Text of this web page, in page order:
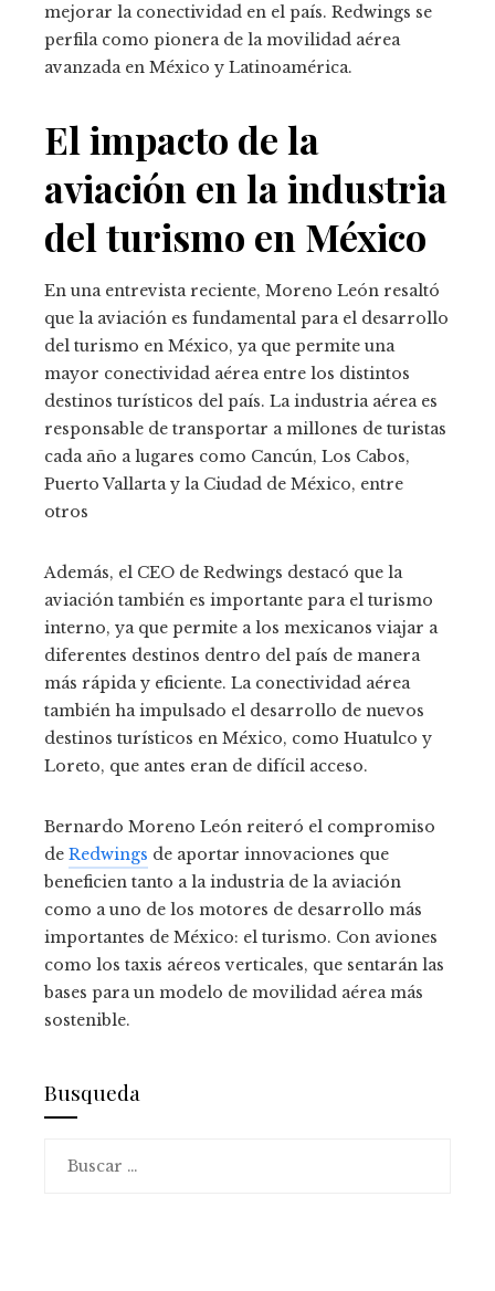
mejorar la conectividad en el país. Redwings se
perfila como pionera de la movilidad aérea
avanzada en México y Latinoamérica.
El impacto de la
aviación en la industria
del turismo en México
En una entrevista reciente, Moreno León resaltó
que la aviación es fundamental para el desarrollo
del turismo en México, ya que permite una
mayor conectividad aérea entre los distintos
destinos turísticos del país. La industria aérea es
responsable de transportar a millones de turistas
cada año a lugares como Cancún, Los Cabos,
Puerto Vallarta y la Ciudad de México, entre
otros
Además, el CEO de Redwings destacó que la
aviación también es importante para el turismo
interno, ya que permite a los mexicanos viajar a
diferentes destinos dentro del país de manera
más rápida y eficiente. La conectividad aérea
también ha impulsado el desarrollo de nuevos
destinos turísticos en México, como Huatulco y
Loreto, que antes eran de difícil acceso.
Bernardo Moreno León reiteró el compromiso
de Redwings de aportar innovaciones que
beneficien tanto a la industria de la aviación
como a uno de los motores de desarrollo más
importantes de México: el turismo. Con aviones
como los taxis aéreos verticales, que sentarán las
bases para un modelo de movilidad aérea más
sostenible.
Busqueda